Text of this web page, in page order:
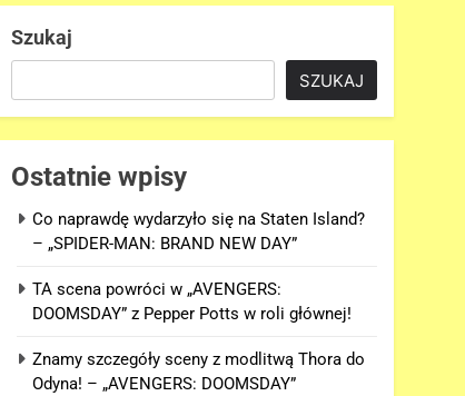
Szukaj
SZUKAJ
Ostatnie wpisy
Co naprawdę wydarzyło się na Staten Island?
– „SPIDER-MAN: BRAND NEW DAY”
TA scena powróci w „AVENGERS:
DOOMSDAY” z Pepper Potts w roli głównej!
Znamy szczegóły sceny z modlitwą Thora do
Odyna! – „AVENGERS: DOOMSDAY”